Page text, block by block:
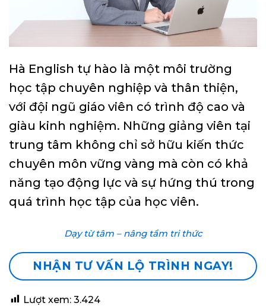
Hà English tự hào là một môi trường
học tập chuyên nghiệp và thân thiện,
với đội ngũ giáo viên có trình độ cao và
giàu kinh nghiệm. Những giảng viên tại
trung tâm không chỉ sở hữu kiến thức
chuyên môn vững vàng mà còn có khả
năng tạo động lực và sự hứng thú trong
quá trình học tập của học viên.
Dạy từ tâm – nâng tầm tri thức
NHẬN TƯ VẤN LỘ TRÌNH NGAY!
Lượt xem: 3.424